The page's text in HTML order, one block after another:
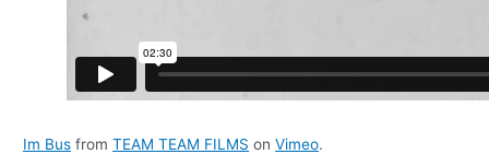
Im Bus fromTEAM TEAM FILMS onVimeo.